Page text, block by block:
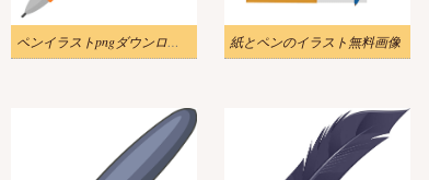
ペンイラストpngダウンロード 紙とペンのイラスト無料画像